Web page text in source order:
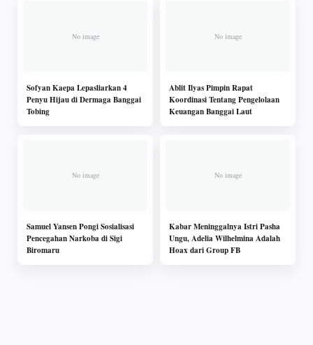
Sofyan Kaepa Lepasliarkan 4
Penyu Hijau di Dermaga Banggai
Tobing
Ablit Ilyas Pimpin Rapat
Koordinasi Tentang Pengelolaan
Keuangan Banggai Laut
Samuel Yansen Pongi Sosialisasi
Pencegahan Narkoba di Sigi
Biromaru
Kabar Meninggalnya Istri Pasha
Ungu, Adelia Wilhelmina Adalah
Hoax dari Group FB